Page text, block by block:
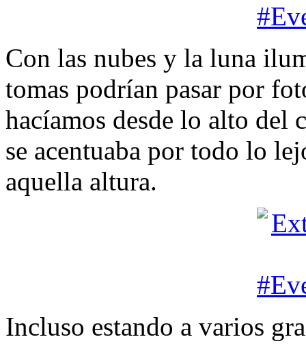
Con las nubes y la luna
tomas podrían pasar por
hacíamos desde lo alto del
se acentuaba por todo lo
aquella altura.
Incluso estando a varios